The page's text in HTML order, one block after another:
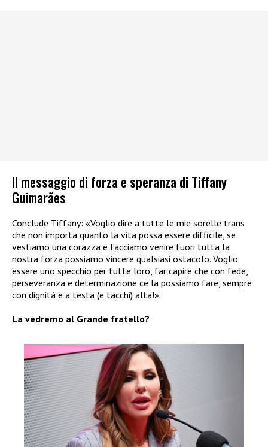
Il messaggio di forza e speranza di Tiffany
Guimarães
Conclude Tiffany: «Voglio dire a tutte le mie sorelle trans
che non importa quanto la vita possa essere difficile, se
vestiamo una corazza e facciamo venire fuori tutta la
nostra forza possiamo vincere qualsiasi ostacolo. Voglio
essere uno specchio per tutte loro, far capire che con fede,
perseveranza e determinazione ce la possiamo fare, sempre
con dignità e a testa (e tacchi) alta!».
La vedremo al Grande fratello?